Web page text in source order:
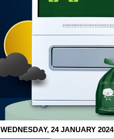
WEDNESDAY, 24 JANUARY 2024